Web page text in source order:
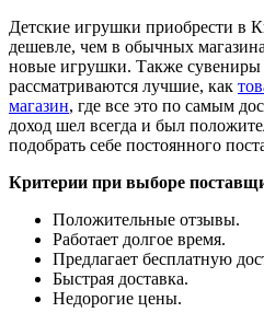
Детские игрушки приобрести в
дешевле, чем в обычных
новые игрушки. Также сувениры
рассматриваются лучшие, как
магазин, где все это по самым
доход шел всегда и был
подобрать себе постоянного
Критерии при выборе
Положительные отзывы.
Работает долгое время.
Предлагает бесплатную
Быстрая доставка.
Недорогие цены.